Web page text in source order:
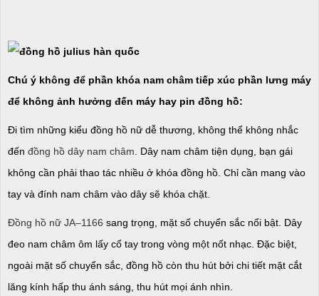
Chú ý không để phần khóa nam châm tiếp xúc phần lưng máy
để không ảnh hưởng đến máy hay pin đồng hồ:
Đi tìm những kiểu đồng hồ nữ dễ thương, không thể không nhắc
đến đồng hồ dây nam châm . Dây nam châm tiện dụng, bạn gái
không cần phải thao tác nhiều ở khóa đồng hồ. Chỉ cần mang vào
tay và đính nam châm vào dây sẽ khóa chặt.
Đồng hồ nữ JA–1166 sang trọng, mặt số chuyển sắc nổi bật. Dây
đeo nam châm ôm lấy cổ tay trong vòng một nốt nhạc. Đặc biệt,
ngoài mặt số chuyển sắc, đồng hồ còn thu hút bởi chi tiết mặt cắt
lăng kính hấp thu ánh sáng, thu hút mọi ánh nhìn.